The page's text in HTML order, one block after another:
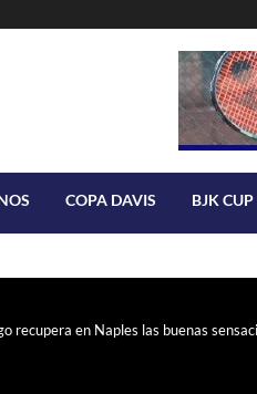
COPA DAVIS BJK CUP
recupera en Naples las buenas